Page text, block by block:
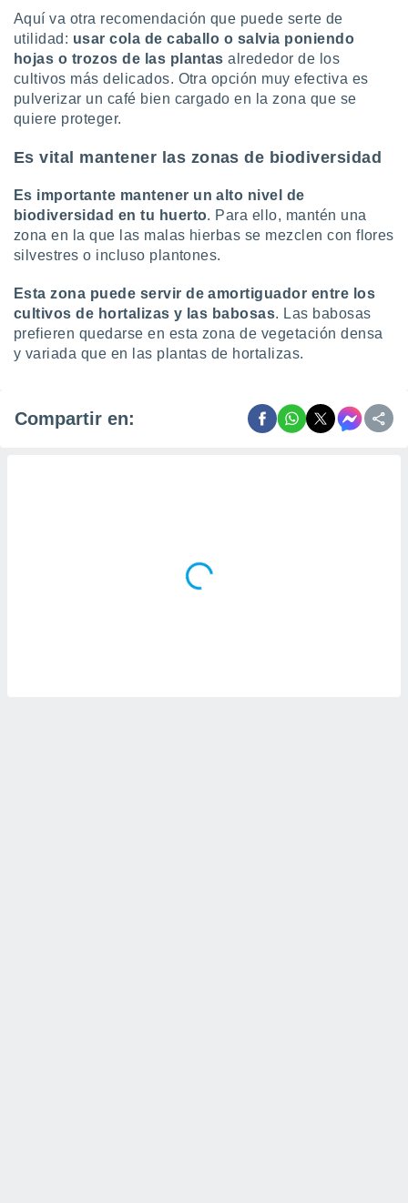
Aquí va otra recomendación que puede serte de
utilidad: usar cola de caballo o salvia poniendo
hojas o trozos de las plantas alrededor de los
cultivos más delicados. Otra opción muy efectiva es
pulverizar un café bien cargado en la zona que se
quiere proteger.
Es vital mantener las zonas de biodiversidad
Es importante mantener un alto nivel de
biodiversidad en tu huerto. Para ello, mantén una
zona en la que las malas hierbas se mezclen con flores
silvestres o incluso plantones.
Esta zona puede servir de amortiguador entre los
cultivos de hortalizas y las babosas. Las babosas
prefieren quedarse en esta zona de vegetación densa
y variada que en las plantas de hortalizas.
Compartir en: